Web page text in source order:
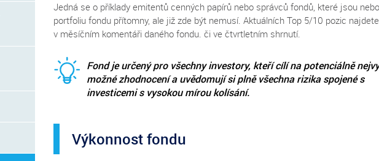
Jedná se o příklady emitentů cenných papírů nebo správců fondů, které jsou
portfoliu fondu přítomny, ale již zde být nemusí. Aktuálních Top 5/10 pozic
v měsíčním komentáři daného fondu. či ve čtvrtletním shrnutí.
Fond je určený pro všechny investory, kteří cílí na potenciálně
možné zhodnocení a uvědomují si plně všechna rizika spojené s
investicemi s vysokou mírou kolísání.
Výkonnost fondu